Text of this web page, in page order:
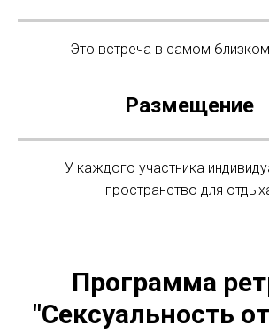
Это встреча в самом
Размещение
У каждого участника
пространство для
Программа
"Сексуальность